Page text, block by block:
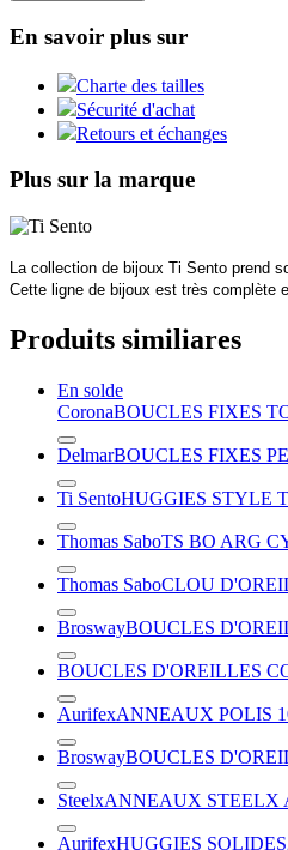
En savoir plus sur
Charte des tailles
Sécurité d'achat
Retours et échanges
Plus sur la marque
La collection de bijoux Ti Sento prend
Cette ligne de bijoux est très complète
Produits similiares
En solde
CoronaBOUCLES FIXES
DelmarBOUCLES FIXES
Ti SentoHUGGIES STYLE
Thomas SaboTS BO ARG
Thomas SaboCLOU
BroswayBOUCLES
BOUCLES D'OREILLES
AurifexANNEAUX POLIS
BroswayBOUCLES
SteelxANNEAUX STEELX
AurifexHUGGIES SOLIDES